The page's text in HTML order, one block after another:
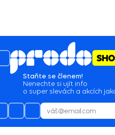
Staňte se členem!
Nenechte si ujít info
o super slevách a akcích